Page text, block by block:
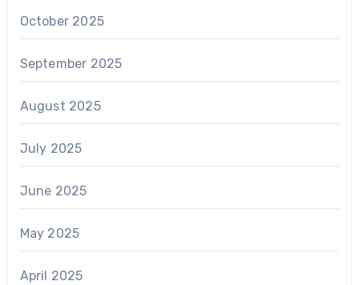
October 2025
September 2025
August 2025
July 2025
June 2025
May 2025
April 2025